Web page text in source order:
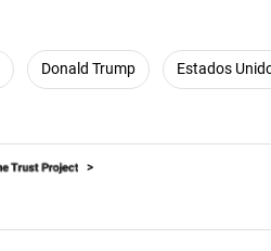
Donald Trump Estados